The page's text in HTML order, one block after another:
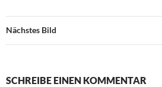
Nächstes Bild
SCHREIBE EINEN KOMMENTAR